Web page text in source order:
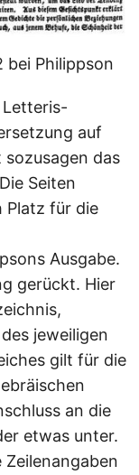
bei Philippson
Letteris-
auf
das
Seiten
Platz für die
Ausgabe.
gerückt. Hier
jeweiligen
gilt für die
an die
etwas unter.